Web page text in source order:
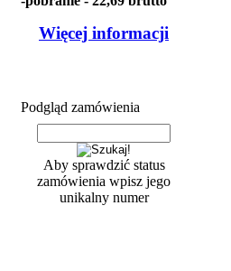
Więcej informacji
Podgląd zamówienia
Aby sprawdzić status
zamówienia wpisz jego
unikalny numer